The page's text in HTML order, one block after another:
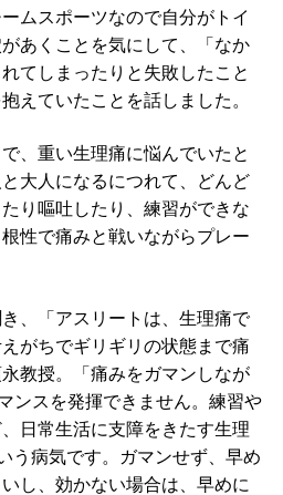
ムスポーツなので自分がトイ
あくことを気にして、「なか
てしまったりと失敗したこと
えていたことを話しました。
、重い生理痛に悩んでいたと
大人になるにつれて、どんど
り嘔吐したり、練習ができな
性で痛みと戦いながらプレー
、「アスリートは、生理痛で
がちでギリギリの状態まで痛
教授。「痛みをガマンしなが
ンスを発揮できません。練習や
日常生活に支障をきたす生理
う病気です。ガマンせず、早め
し、効かない場合は、早めに